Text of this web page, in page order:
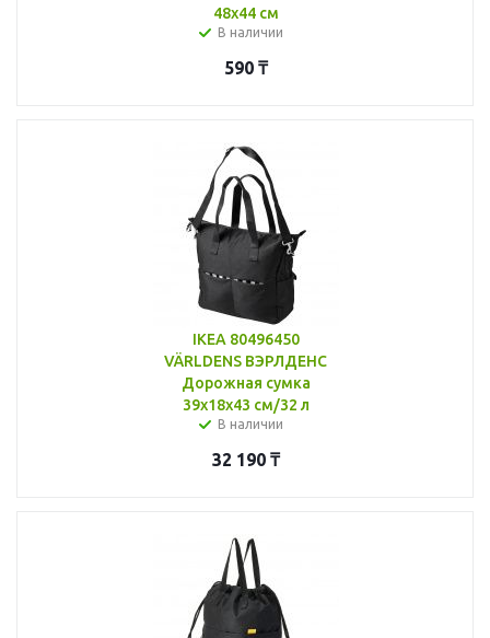
48x44 см
В наличии
590₸
IKEA 80496450
VÄRLDENS ВЭРЛДЕНС
Дорожная сумка
39x18x43 см/32 л
В наличии
32 190₸